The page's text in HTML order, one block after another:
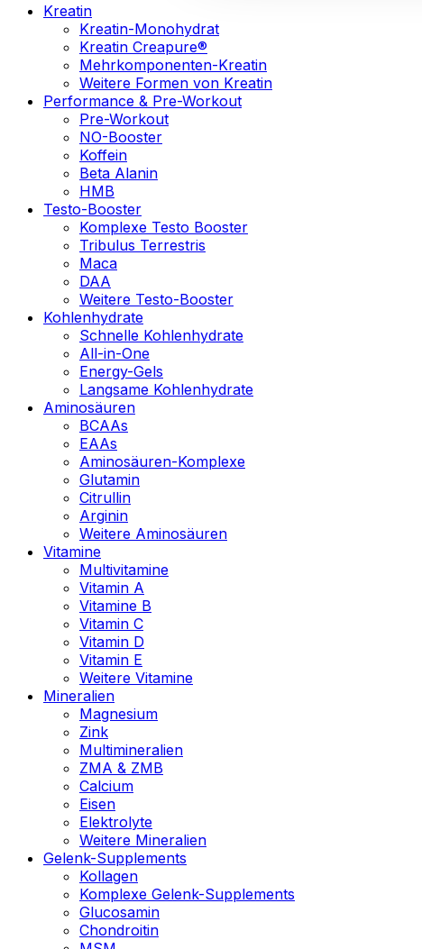
Kreatin
Kreatin-Monohydrat
Kreatin Creapure®
Mehrkomponenten-Kreatin
Weitere Formen von Kreatin
Performance & Pre-Workout
Pre-Workout
NO-Booster
Koffein
Beta Alanin
HMB
Testo-Booster
Komplexe Testo Booster
Tribulus Terrestris
Maca
DAA
Weitere Testo-Booster
Kohlenhydrate
Schnelle Kohlenhydrate
All-in-One
Energy-Gels
Langsame Kohlenhydrate
Aminosäuren
BCAAs
EAAs
Aminosäuren-Komplexe
Glutamin
Citrullin
Arginin
Weitere Aminosäuren
Vitamine
Multivitamine
Vitamin A
Vitamine B
Vitamin C
Vitamin D
Vitamin E
Weitere Vitamine
Mineralien
Magnesium
Zink
Multimineralien
ZMA & ZMB
Calcium
Eisen
Elektrolyte
Weitere Mineralien
Gelenk-Supplements
Kollagen
Komplexe Gelenk-Supplements
Glucosamin
Chondroitin